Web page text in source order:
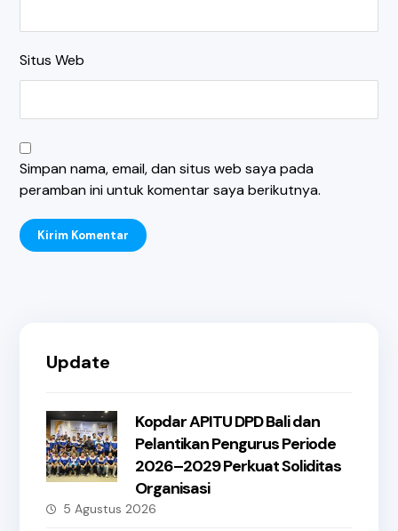
Situs Web
Simpan nama, email, dan situs web saya pada
peramban ini untuk komentar saya berikutnya.
Kirim Komentar
Update
Kopdar APITU DPD Bali dan
Pelantikan Pengurus Periode
2026–2029 Perkuat Soliditas
Organisasi
5 Agustus 2026